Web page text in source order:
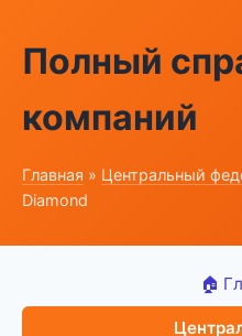
Полный
компаний
Главная » Центральный
Diamond
🏠